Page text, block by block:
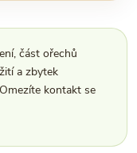
část ořechů
a zbytek
kontakt se